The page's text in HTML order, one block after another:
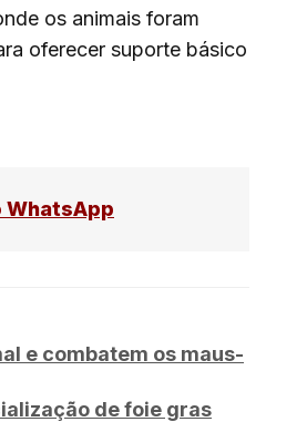
os animais foram
oferecer suporte básico
WhatsApp
e combatem os maus-
de foie gras